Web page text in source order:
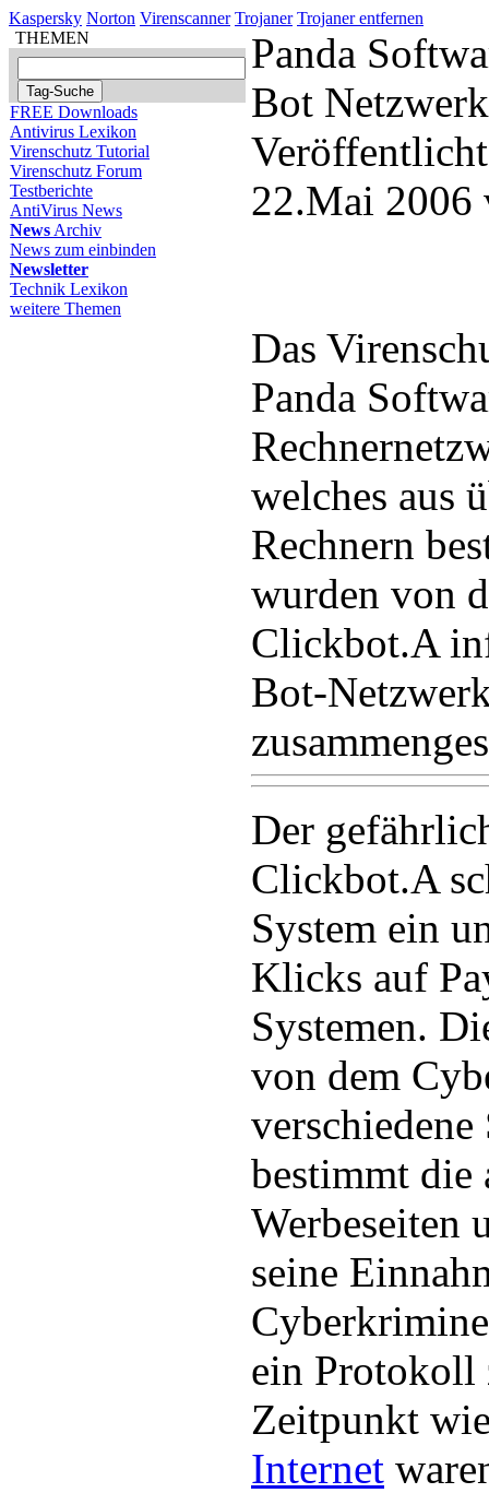
Kaspersky Norton Virenscanner Trojaner Trojaner entfernen
THEMEN
FREE Downloads
Antivirus Lexikon
Virenschutz Tutorial
Virenschutz Forum
Testberichte
AntiVirus News
News Archiv
News zum einbinden
Newsletter
Technik Lexikon
weitere Themen
Panda
Bot Netzwerk
22.Mai 2006
Das
Panda
welches aus
Rechnern
wurden von
Clickbot.A
Bot-
Der
Clickbot.A
System ein
Klicks auf
Systemen.
von dem
verschiedene
bestimmt die
Werbeseiten
seine
ein Protokoll
Zeitpunkt
Internet